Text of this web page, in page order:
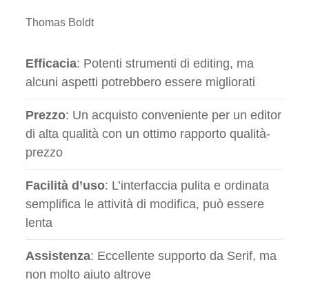
Thomas Boldt
Efficacia: Potenti strumenti di editing, ma
alcuni aspetti potrebbero essere migliorati
Prezzo: Un acquisto conveniente per un editor
di alta qualità con un ottimo rapporto qualità-
prezzo
Facilità d’uso: L’interfaccia pulita e ordinata
semplifica le attività di modifica, può essere
lenta
Assistenza: Eccellente supporto da Serif, ma
non molto aiuto altrove